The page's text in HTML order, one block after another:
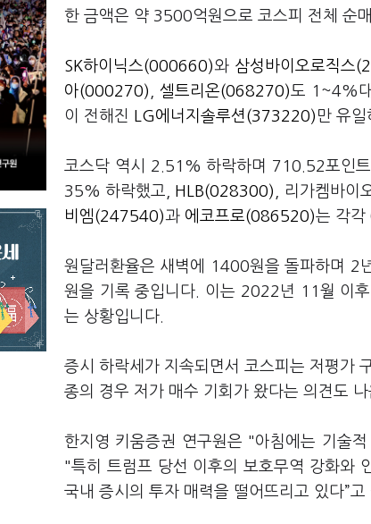
한 금액은 약 3500억원으로 코스피 전체 순
SK하이닉스(000660)와 삼성바이오로직스
아(000270)
셀트리온(068270)도 1~4%대
이 전해진
LG에너지솔루션(373220) 만 유
코스닥 역시 2.51% 하락하며 710.52포인
35% 하락했고,
HLB(028300) , 리가켐바이
비엠(247540)과 에코프로(086520)는 각
원달러환율은 새벽에 1400원을 돌파하며
원을 기록 중입니다. 이는 2022년 11월 이
는 상황입니다.
증시 하락세가 지속되면서 코스피는 저평가
종의 경우 저가 매수 기회가 왔다는 의견도
한지영 키움증권 연구원은 "아침에는 기술
"특히 트럼프 당선 이후의 보호무역 강화와
국내 증시의 투자 매력을 떨어뜨리고 있다”고